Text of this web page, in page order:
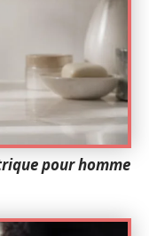
pour homme